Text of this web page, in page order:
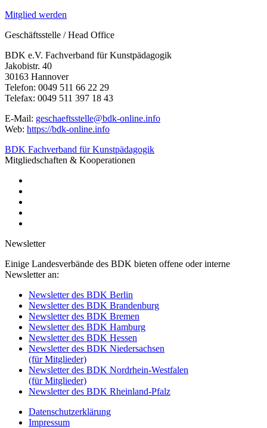
Mitglied werden
Geschäftsstelle / Head Office
BDK e.V. Fachverband für Kunstpädagogik
Jakobistr. 40
30163 Hannover
Telefon: 0049 511 66 22 29
Telefax: 0049 511 397 18 43
E-Mail: geschaeftsstelle@bdk-online.info
Web: https://bdk-online.info
BDK Fachverband für Kunstpädagogik
Mitgliedschaften & Kooperationen
Newsletter
Einige Landesverbände des BDK bieten offene oder interne
Newsletter an:
Newsletter des BDK Berlin
Newsletter des BDK Brandenburg
Newsletter des BDK Bremen
Newsletter des BDK Hamburg
Newsletter des BDK Hessen
Newsletter des BDK Niedersachsen
(für Mitglieder)
Newsletter des BDK Nordrhein-Westfalen
(für Mitglieder)
Newsletter des BDK Rheinland-Pfalz
Datenschutzerklärung
Impressum